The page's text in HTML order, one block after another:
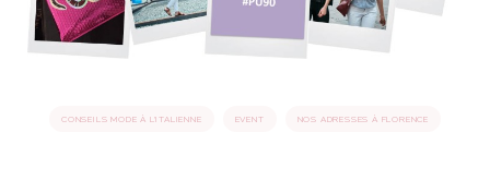
CONSEILS MODE À L'ITALIENNE EVENT NOS ADRESSES À FLORENCE